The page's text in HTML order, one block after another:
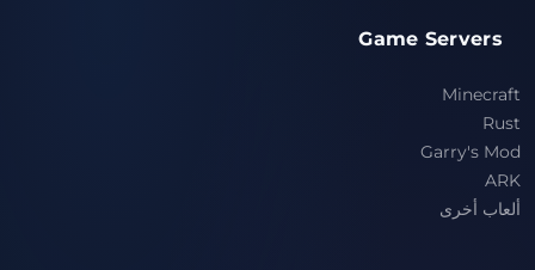
Game Servers
Minecraft
Rust
Garry's Mod
ARK
ألعاب أخرى